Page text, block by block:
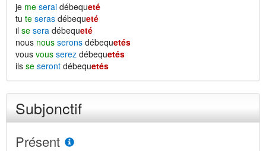
je me serai débequeté
tu te seras débequeté
il se sera débequeté
nous nous serons débequetés
vous vous serez débequetés
ils se seront débequetés
Subjonctif
Présent